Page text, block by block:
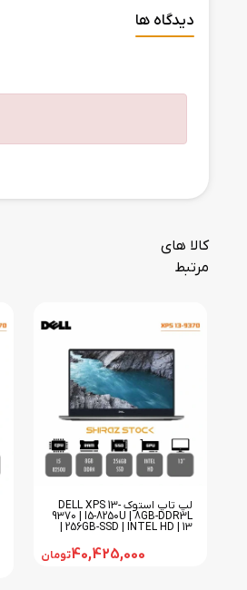
دیدگاه ها
کالا های
مرتبط
لپ تاپ استوک DELL XPS 13-
9370 | I5-8250U | 8GB-DDR3L
| 256GB-SSD | INTEL HD | 13
40,425,000تومان